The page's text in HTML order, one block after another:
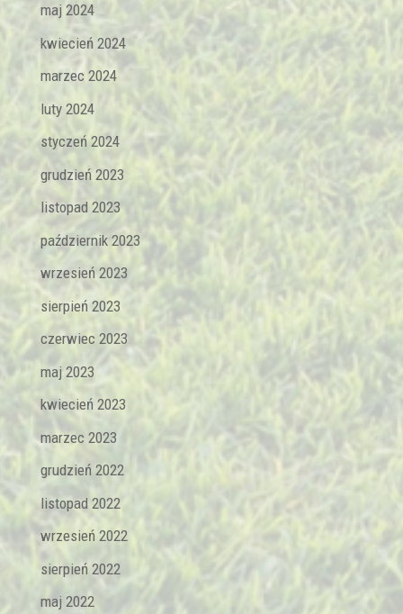
maj 2024
kwiecień 2024
marzec 2024
luty 2024
styczeń 2024
grudzień 2023
listopad 2023
październik 2023
wrzesień 2023
sierpień 2023
czerwiec 2023
maj 2023
kwiecień 2023
marzec 2023
grudzień 2022
listopad 2022
wrzesień 2022
sierpień 2022
maj 2022